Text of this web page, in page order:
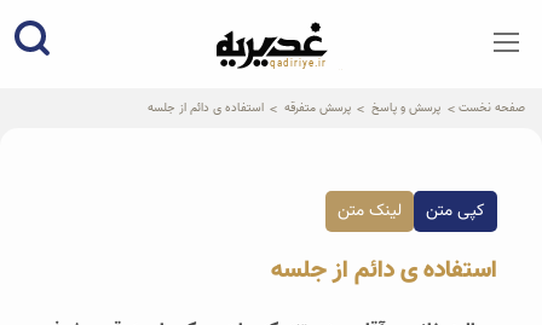
qadiriye.ir
نشریه ی غدیریه-بیانات استاد
صفحه نخست پرسش و پاسخ پرسش متفرقه استفاده ی دائم از جلسه
کپی متن لینک متن
استفاده ی دائم از جلسه